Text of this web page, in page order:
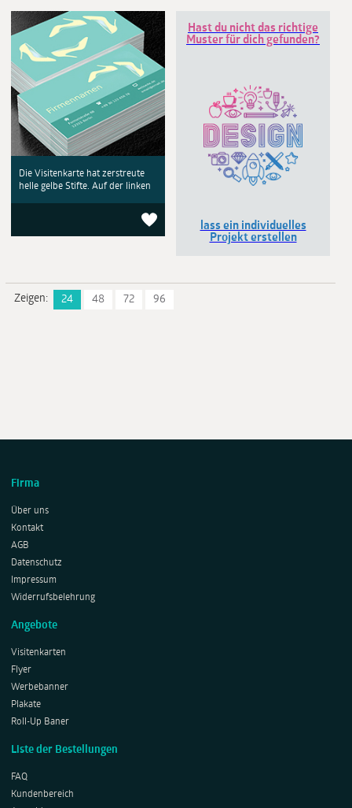
Die Visitenkarte hat zerstreute
helle gelbe Stifte. Auf der linken
Hast du nicht das richtige
Muster für dich gefunden?
lass ein individuelles
Projekt erstellen
Zeigen: 24 48 72 96
Firma
Über uns
Kontakt
AGB
Datenschutz
Impressum
Widerrufsbelehrung
Angebote
Visitenkarten
Flyer
Werbebanner
Plakate
Roll-Up Baner
Liste der Bestellungen
FAQ
Kundenbereich